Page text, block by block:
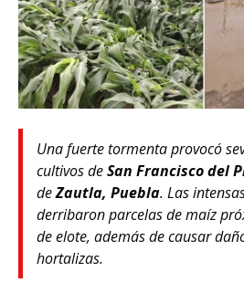
Una fuerte tormenta provocó
cultivos deSan Francisco del
deZautla, Puebla. Las
derribaron parcelas de maíz
de elote, además de causar
hortalizas.